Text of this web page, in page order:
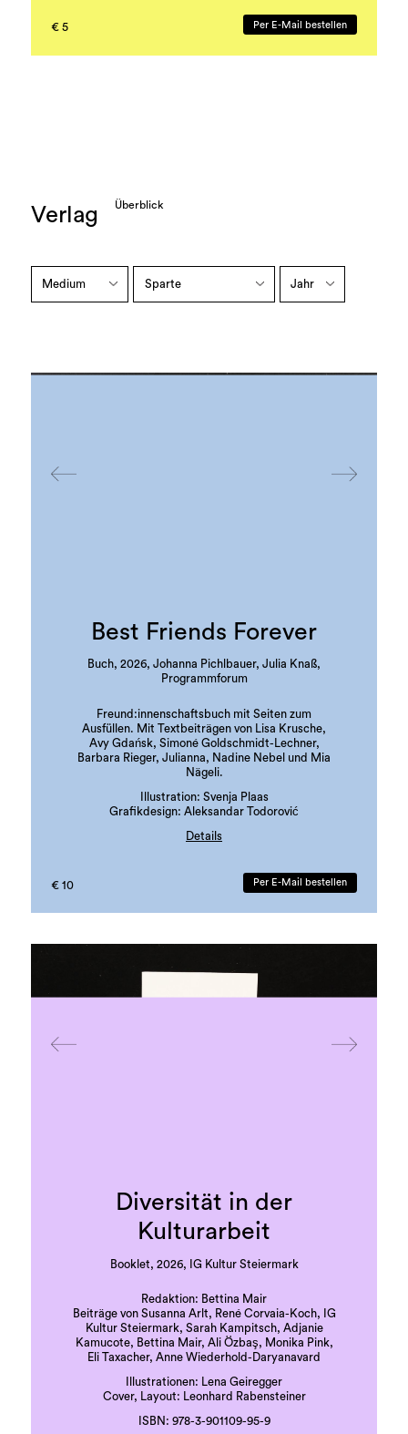
kunst und kultur
€ 5
Per E-Mail bestellen
Verlag Überblick
Best Friends Forever
Buch, 2026, Johanna Pichlbauer, Julia Knaß,
Programmforum
Freund:innenschaftsbuch mit Seiten zum
Ausfüllen. Mit Textbeiträgen von Lisa Krusche,
Avy Gdańsk, Simoné Goldschmidt-Lechner,
Barbara Rieger, Julianna, Nadine Nebel und Mia
Nägeli.
Illustration: Svenja Plaas
Grafikdesign: Aleksandar Todorović
Details
Sprache: Deutsch
ISBN: 978-3-901109-97-3
€ 10 Per E-Mail bestellen
Diversität in der
Kulturarbeit
Booklet, 2026, IG Kultur Steiermark
Redaktion: Bettina Mair
Beiträge von Susanna Arlt, René Corvaia-Koch, IG
Kultur Steiermark, Sarah Kampitsch, Adjanie
Kamucote, Bettina Mair, Ali Özbaş, Monika Pink,
Eli Taxacher, Anne Wiederhold-Daryanavard
Illustrationen: Lena Geiregger
Cover, Layout: Leonhard Rabensteiner
ISBN: 978-3-901109-95-9